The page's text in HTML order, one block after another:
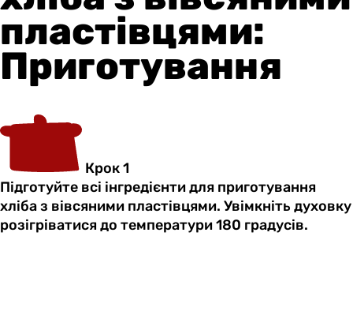
пластівцями:
Приготування
Крок 1
Підготуйте всі інгредієнти для приготування
хліба з вівсяними пластівцями. Увімкніть духовку
розігріватися до температури 180 градусів.